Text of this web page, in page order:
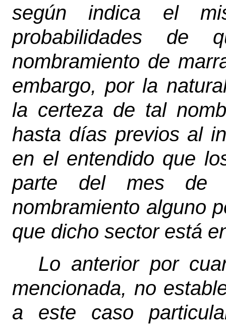
según indica el
probabilidades
nombramiento de
embargo, por la
la certeza de tal
hasta días previos al
en el entendido que
parte del mes de
nombramiento alguno
que dicho sector está
Lo anterior por
mencionada, no
a este caso